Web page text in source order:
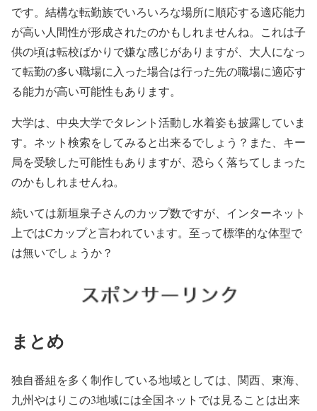
です。結構な転勤族でいろいろな場所に順応する適応能力
が高い人間性が形成されたのかもしれませんね。これは子
供の頃は転校ばかりで嫌な感じがありますが、大人になっ
て転勤の多い職場に入った場合は行った先の職場に適応す
る能力が高い可能性もあります。
大学は、中央大学でタレント活動し水着姿も披露していま
す。ネット検索をしてみると出来るでしょう？また、キー
局を受験した可能性もありますが、恐らく落ちてしまった
のかもしれませんね。
続いては新垣泉子さんのカップ数ですが、インターネット
上ではCカップと言われています。至って標準的な体型で
は無いでしょうか？
まとめ
独自番組を多く制作している地域としては、関西、東海、
九州やはりこの3地域には全国ネットでは見ることは出来